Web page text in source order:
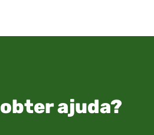
ajuda?